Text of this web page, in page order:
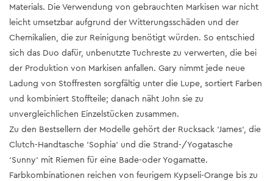
Materials. Die Verwendung von gebrauchten Markisen war nicht
leicht umsetzbar aufgrund der Witterungsschäden und der
Chemikalien, die zur Reinigung benötigt würden. So entschied
sich das Duo dafür, unbenutzte Tuchreste zu verwerten, die bei
der Produktion von Markisen anfallen. Gary nimmt jede neue
Ladung von Stoffresten sorgfältig unter die Lupe, sortiert Farben
und kombiniert Stoffteile; danach näht John sie zu
unvergleichlichen Einzelstücken zusammen.
Zu den Bestsellern der Modelle gehört der Rucksack ‘James‘, die
Clutch-Handtasche ‘Sophia‘ und die Strand-/Yogatasche
‘Sunny‘ mit Riemen für eine Bade-oder Yogamatte.
Farbkombinationen reichen von feurigem Kypseli-Orange bis zu